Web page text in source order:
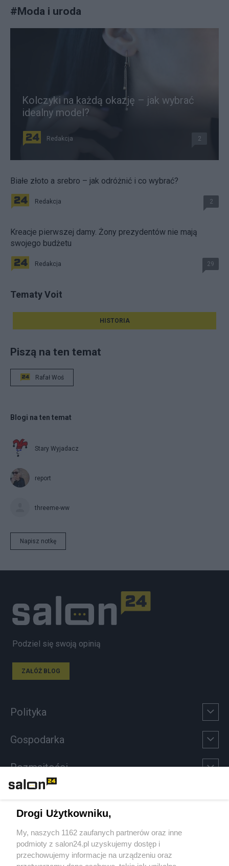
#Moda i uroda
Kolczyki na każdą okazję – jak wybrać
idealny model?
Redakcja 2
Białe złoto a srebro – jak odróżnić i co wybrać?
Redakcja 2
Kreacje pierwszej damy. Żony prezydentów nie mają
swojego budżetu
Redakcja 29
Tematy Voit
HISTORIA
Piszą na ten temat
Rafał Woś
Blogi na ten temat
Stary Wyjadacz
report
threeme-ww
Napisz notkę
Podziel się swoją opinią
ZAŁÓŻ BLOG
Polityka
Gospodarka
Rozmaitości
Sport
Społeczeństwo
Drogi Użytkowniku,
My, naszych 1162 zaufanych partnerów oraz inne
podmioty z salon24.pl uzyskujemy dostęp i
przechowujemy informacje na urządzeniu oraz